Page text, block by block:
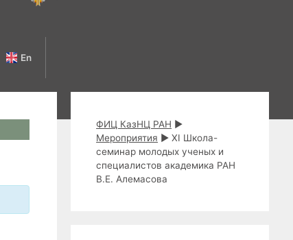
En
ФИЦ КазНЦ РАН ►
Мероприятия ►XI Школа-
семинар молодых ученых и
специалистов академика РАН
В.Е. Алемасова